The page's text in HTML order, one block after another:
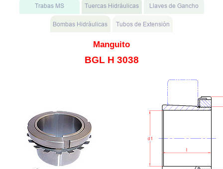
Manguito
BGL H 3038